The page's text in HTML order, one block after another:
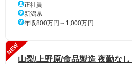
正社員
新潟県
年収800万円～1,000万円
NEW
山梨/上野原/食品製造 夜勤な